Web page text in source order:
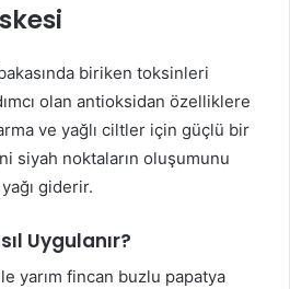
biriken toksinleri
olan antioksidan özelliklere
ve yağlı ciltler için güçlü bir
siyah noktaların oluşumunu
giderir.
Uygulanır?
yarım fincan buzlu papatya